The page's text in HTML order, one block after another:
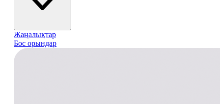
Жаңалықтар
Бос орындар